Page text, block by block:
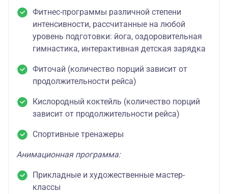
Фитнес-программы различной степени
интенсивности, рассчитанные на любой
уровень подготовки: йога, оздоровительная
гимнастика, интерактивная детская зарядка
Фиточай (количество порций зависит от
продолжительности рейса)
Кислородный коктейль (количество порций
зависит от продолжительности рейса)
Спортивные тренажеры
Анимационная программа:
Прикладные и художественные мастер-
классы